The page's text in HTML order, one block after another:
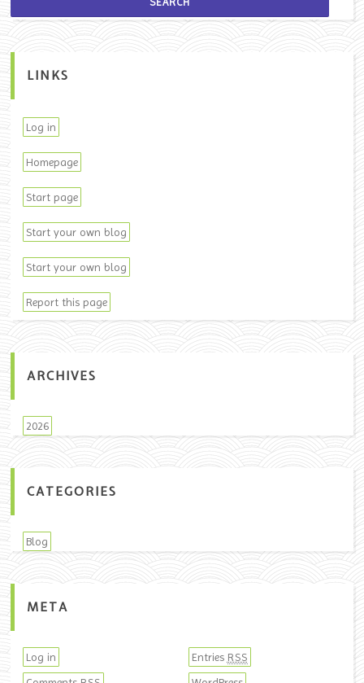
LINKS
Log in
Homepage
Start page
Start your own blog
Start your own blog
Report this page
ARCHIVES
2026
CATEGORIES
Blog
META
Log in Entries RSS